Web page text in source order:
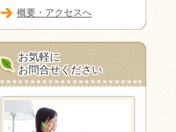
概要・アクセスへ
お気軽に
お問合せください